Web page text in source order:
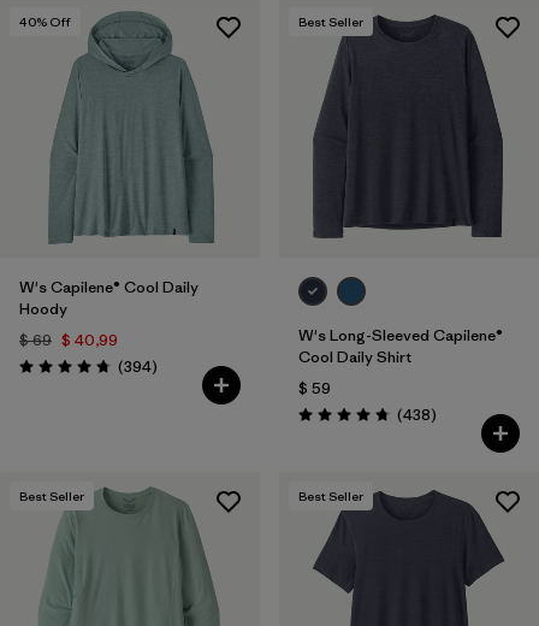
40% Off
W's Capilene® Cool Daily
Hoody
$ 69 $ 40,99
Valoración: 4.7 / 5
(394Comentarios
)
Best Seller
W's Long-Sleeved Capilene®
Cool Daily Shirt
$ 59
Valoración: 4.7 / 5
(438Comentarios
)
Best Seller Best Seller